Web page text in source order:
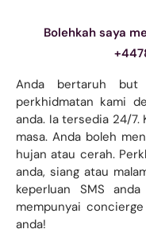
Bolehkah saya
Anda bertaruh but
perkhidmatan kami
anda. Ia tersedia 24/7.
masa. Anda boleh
hujan atau cerah.
anda, siang atau
keperluan SMS
mempunyai
anda!